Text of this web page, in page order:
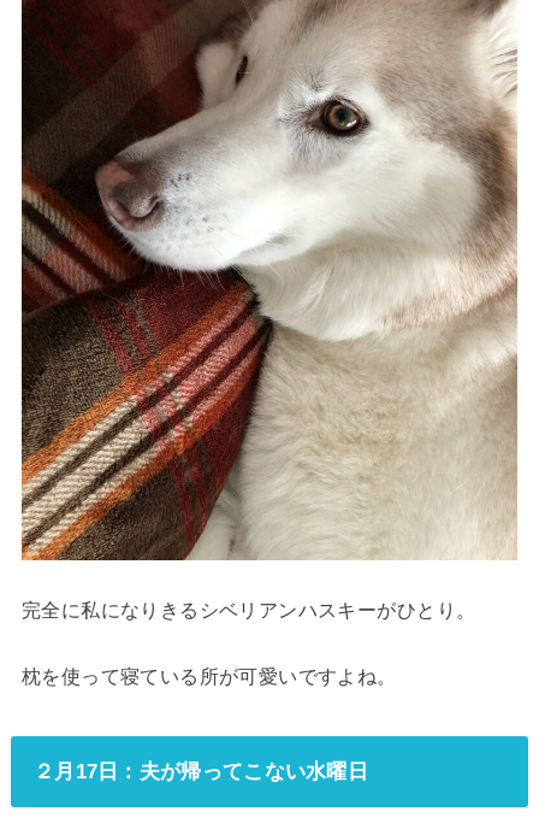
完全に私になりきるシベリアンハスキーがひとり。
枕を使って寝ている所が可愛いですよね。
２月17日：夫が帰ってこない水曜日